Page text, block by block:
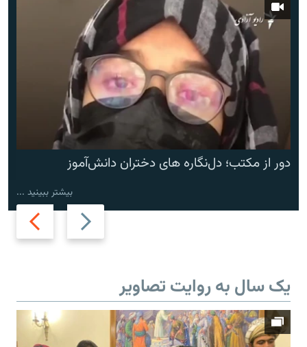
Previous
slide
Next
slide
دور از مکتب؛ دل‌نگاره های دختران دانش‌آموز
بیشتر ببینید ...
یک سال به روایت تصاویر